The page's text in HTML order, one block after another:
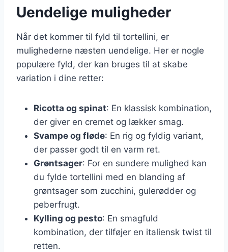
Uendelige muligheder
Når det kommer til fyld til tortellini, er
mulighederne næsten uendelige. Her er nogle
populære fyld, der kan bruges til at skabe
variation i dine retter:
Ricotta og spinat: En klassisk kombination,
der giver en cremet og lækker smag.
Svampe og fløde: En rig og fyldig variant,
der passer godt til en varm ret.
Grøntsager: For en sundere mulighed kan
du fylde tortellini med en blanding af
grøntsager som zucchini, gulerødder og
peberfrugt.
Kylling og pesto: En smagfuld
kombination, der tilføjer en italiensk twist til
retten.